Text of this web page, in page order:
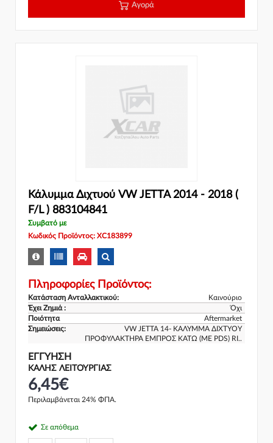
Αγορά
Κάλυμμα Διχτυού VW JETTA 2014 - 2018 (
F/L ) 883104841
Συμβατό με
Κωδικός Προϊόντος: XC183899
Πληροφορίες Προϊόντος:
Κατάσταση Ανταλλακτικού:
Καινούριο
Έχει Ζημιά :
Όχι
Ποιότητα
Aftermarket
Σημειώσεις:
VW JETTA 14- ΚΑΛΥΜΜΑ ΔΙΧΤΥΟΥ
ΠΡΟΦΥΛΑΚΤΗΡΑ ΕΜΠΡΟΣ ΚΑΤΩ (ΜΕ PDS) RI..
ΕΓΓΎΗΣΗ
ΚΑΛΗΣ ΛΕΙΤΟΥΡΓΙΑΣ
6,45€
Περιλαμβάνεται 24% ΦΠΑ.
Σε απόθεμα